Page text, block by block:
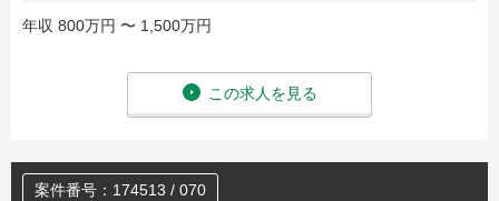
年収 800万円 〜 1,500万円
この求人を見る
案件番号：174513 / 070